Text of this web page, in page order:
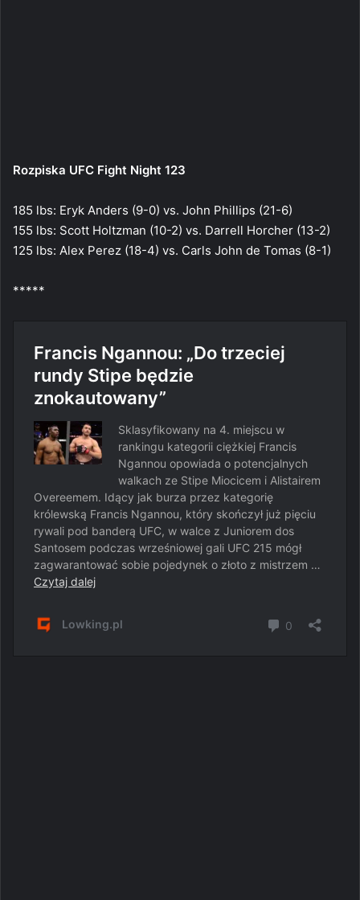
Rozpiska UFC Fight Night 123
185 lbs: Eryk Anders (9-0) vs. John Phillips (21-6)
155 lbs: Scott Holtzman (10-2) vs. Darrell Horcher (13-2)
125 lbs: Alex Perez (18-4) vs. Carls John de Tomas (8-1)
*****